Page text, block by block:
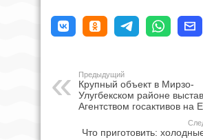
Предыдущий
Крупный объект в Мирзо-
Улугбекском районе
Агентством госактивов на
Что приготовить: